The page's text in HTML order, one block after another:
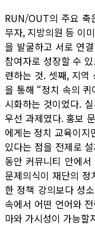
RUN/OUT의 주요 축
무자, 지방의원 등 이
을 발굴하고 서로 연
참여자로 성장할 수
련하는 것. 셋째, 지역
을 통해 “정치 속의
시화하는 것이었다.
우선 과제였다. 홍보
에게는 정치 교육이지
있다는 점을 전제로
동안 커뮤니티 안에
문제의식이 재단의
한 정책 강의보다 성
속에서 어떤 언어와
마와 가시성이 가능할